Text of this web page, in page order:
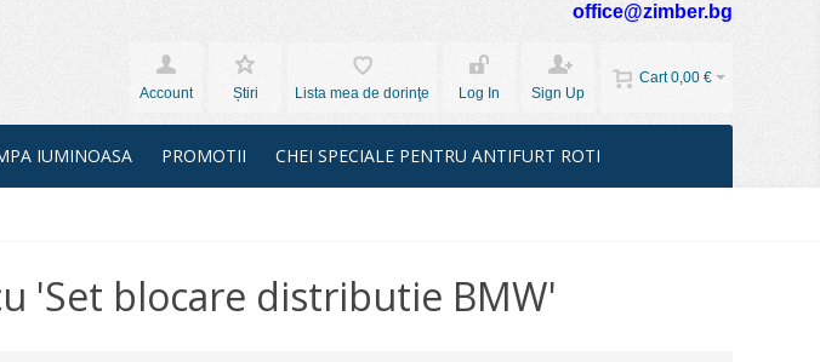
office@zimber.bg
Cart 0,00 €
Account
Știri Lista mea de dorinţe Log In Sign Up
IUMINOASA PROMOTII CHEI SPECIALE PENTRU ANTIFURT ROTI
'Set blocare distributie BMW'